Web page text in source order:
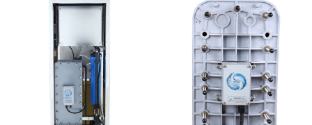
EDI超纯水处理设备 坎普尔EDI膜堆维修